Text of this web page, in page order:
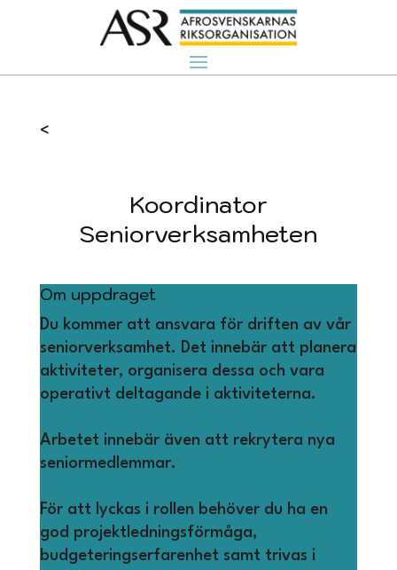
<
Koordinator
Seniorverksamheten
Om uppdraget
Du kommer att ansvara för driften av vår
seniorverksamhet. Det innebär att planera
aktiviteter, organisera dessa och vara
operativt deltagande i aktiviteterna.
Arbetet innebär även att rekrytera nya
seniormedlemmar.
För att lyckas i rollen behöver du ha en
god projektledningsförmåga,
budgeteringserfarenhet samt trivas i